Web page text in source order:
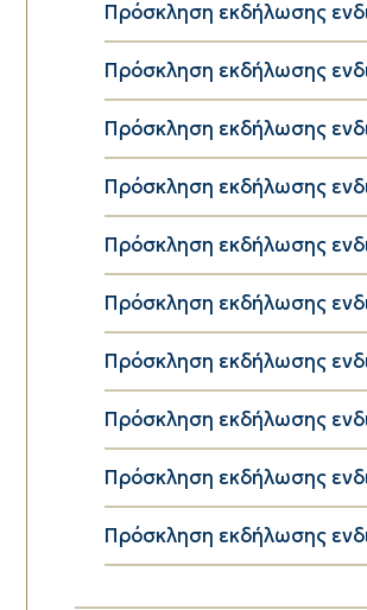
Πρόσκληση εκδήλωσης
Πρόσκληση εκδήλωσης
Πρόσκληση εκδήλωσης
Πρόσκληση εκδήλωσης
Πρόσκληση εκδήλωσης
Πρόσκληση εκδήλωσης
Πρόσκληση εκδήλωσης
Πρόσκληση εκδήλωσης
Πρόσκληση εκδήλωσης
Πρόσκληση εκδήλωσης